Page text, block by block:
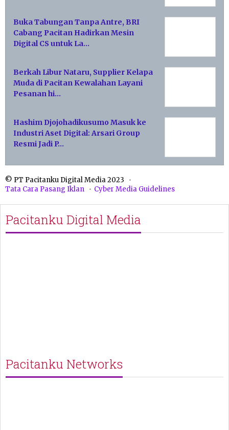
Buka Tabungan Tanpa Antre, BRI
Cabang Pacitan Hadirkan Mesin
Digital CS untuk La…
Berkah Libur Nataru, Supplier Kelapa
Muda di Pacitan Kewalahan Layani
Pesanan hi…
Hashim Djojohadikusumo Masuk ke
Industri Aset Digital: Arsari Group
Resmi Jadi P…
© PT Pacitanku Digital Media 2023
Tata Cara Pasang Iklan
Cyber Media Guidelines
Pacitanku Digital Media
Pacitanku Networks